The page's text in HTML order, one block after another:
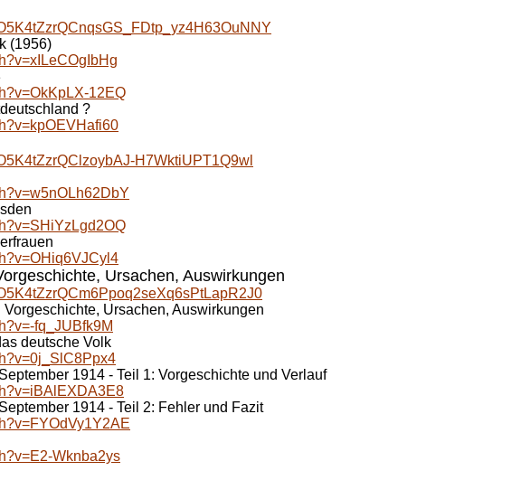
(1956)
12EQ
?
H7WktiUPT1Q9wl
Ursachen, Auswirkungen
Ursachen, Auswirkungen
fq_JUBfk9M
deutsche Volk
1914 - Teil 1: Vorgeschichte und Verlauf
1914 - Teil 2: Fehler und Fazit
Wknba2ys